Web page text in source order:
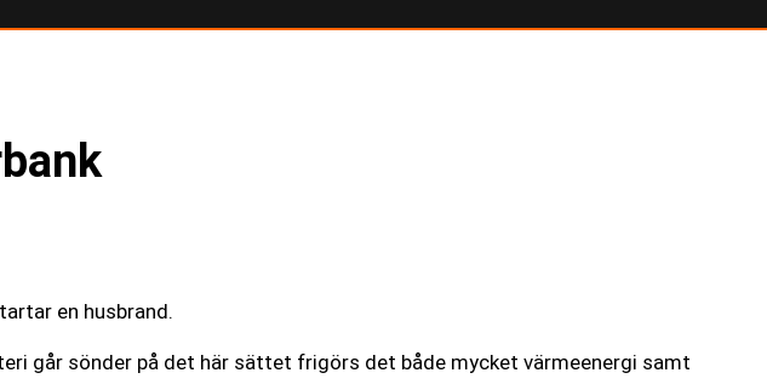
en husbrand.
går sönder på det här sättet frigörs det både mycket värmeenergi samt